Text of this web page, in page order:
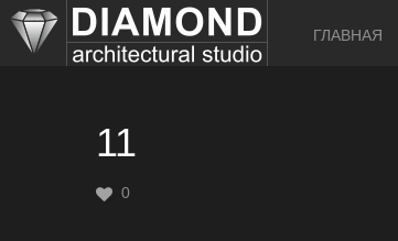
ГЛАВНАЯ
11
0